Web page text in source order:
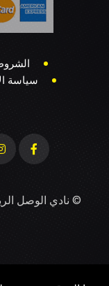
سياسة
© نادي الوصل